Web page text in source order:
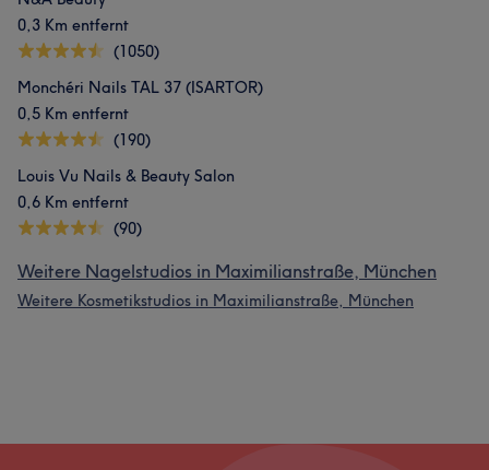
0,3 Km entfernt
(1050)
Monchéri Nails TAL 37 (ISARTOR)
0,5 Km entfernt
(190)
Louis Vu Nails & Beauty Salon
0,6 Km entfernt
(90)
Weitere Nagelstudios in Maximilianstraße, München
Weitere Kosmetikstudios in Maximilianstraße, München